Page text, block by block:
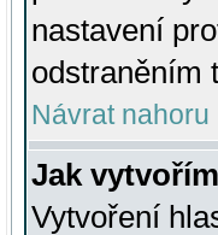
nastavení
odstraněním
Návrat nahoru
Jak
Vytvoření